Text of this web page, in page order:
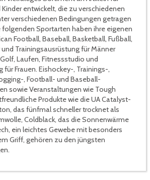
Kinder entwickelt, die zu verschiedenen
verschiedenen Bedingungen getragen
folgenden Sportarten haben ihre eigenen
Football, Baseball, Basketball, Fußball,
Trainingsausrüstung für Männer
Laufen, Fitnessstudio und
für Frauen. Eishockey-, Trainings-,
, Football- und Baseball-
sowie Veranstaltungen wie Tough
Produkte wie die UA Catalyst-
das fünfmal schneller trocknet als
Coldblack, das die Sonnenwärme
ein leichtes Gewebe mit besonders
Griff, gehören zu den jüngsten